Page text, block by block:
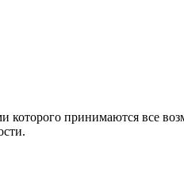
которого принимаются все